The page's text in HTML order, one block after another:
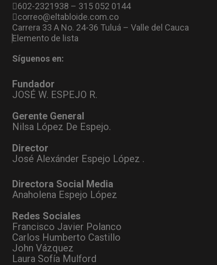
602-2321938 – 315 052 0144
correo@eltabloide.com.co
Carrera 33 A No. 24-36 Tuluá – Valle del Cauca
Elemento de lista
Síguenos en:
Fundador
JOSÉ W. ESPEJO R.
Gerente General
Nilsa López De Espejo.
Director
José Alexánder Espejo López .
Directora Social Media
Anaholena Espejo López
Redes Sociales
Francisco Javier Polanco
Carlos Humberto Castillo
John Vázquez
Laura Sofía Mulford